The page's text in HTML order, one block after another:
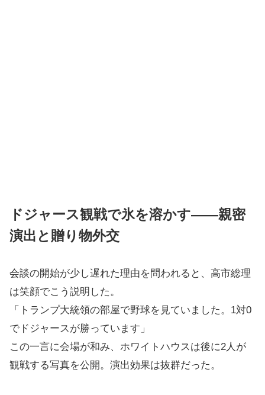
ドジャース観戦で氷を溶かす——親密
演出と贈り物外交
会談の開始が少し遅れた理由を問われると、高市総理
は笑顔でこう説明した。
「トランプ大統領の部屋で野球を見ていました。1対0
でドジャースが勝っています」
この一言に会場が和み、ホワイトハウスは後に2人が
観戦する写真を公開。演出効果は抜群だった。